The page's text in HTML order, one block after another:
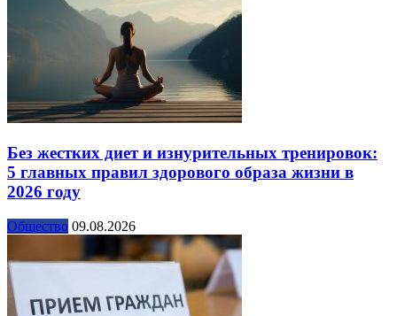
Без жестких диет и изнурительных тренировок:
5 главных правил здорового образа жизни в
2026 году
Общество 09.08.2026